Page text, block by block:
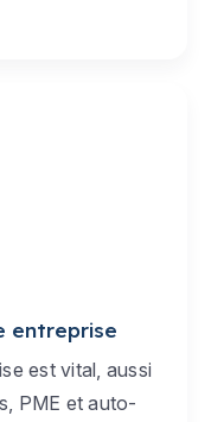
entreprise
est vital, aussi
PME et auto-